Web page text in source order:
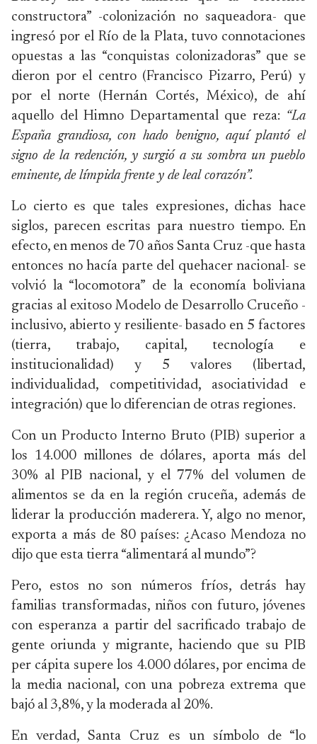
constructora” -colonización no saqueadora- que
ingresó por el Río de la Plata, tuvo connotaciones
opuestas a las “conquistas colonizadoras” que se
dieron por el centro (Francisco Pizarro, Perú) y
por el norte (Hernán Cortés, México), de ahí
aquello del Himno Departamental que reza: “La
España grandiosa, con hado benigno, aquí plantó el
signo de la redención, y surgió a su sombra un pueblo
eminente, de límpida frente y de leal corazón”.
Lo cierto es que tales expresiones, dichas hace
siglos, parecen escritas para nuestro tiempo. En
efecto, en menos de 70 años Santa Cruz -que hasta
entonces no hacía parte del quehacer nacional- se
volvió la “locomotora” de la economía boliviana
gracias al exitoso Modelo de Desarrollo Cruceño -
inclusivo, abierto y resiliente- basado en 5 factores
(tierra, trabajo, capital, tecnología e
institucionalidad) y 5 valores (libertad,
individualidad, competitividad, asociatividad e
integración) que lo diferencian de otras regiones.
Con un Producto Interno Bruto (PIB) superior a
los 14.000 millones de dólares, aporta más del
30% al PIB nacional, y el 77% del volumen de
alimentos se da en la región cruceña, además de
liderar la producción maderera. Y, algo no menor,
exporta a más de 80 países: ¿Acaso Mendoza no
dijo que esta tierra “alimentará al mundo”?
Pero, estos no son números fríos, detrás hay
familias transformadas, niños con futuro, jóvenes
con esperanza a partir del sacrificado trabajo de
gente oriunda y migrante, haciendo que su PIB
per cápita supere los 4.000 dólares, por encima de
la media nacional, con una pobreza extrema que
bajó al 3,8%, y la moderada al 20%.
En verdad, Santa Cruz es un símbolo de “lo